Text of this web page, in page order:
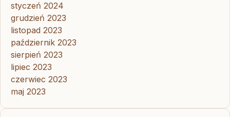
styczeń 2024
grudzień 2023
listopad 2023
październik 2023
sierpień 2023
lipiec 2023
czerwiec 2023
maj 2023